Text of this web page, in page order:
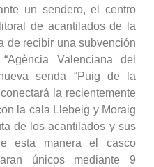
un sendero, el centro
de acantilados de la
de recibir una subvención
Valenciana del
senda “Puig de la
la recientemente
la cala Llebeig y Moraig
de los acantilados y sus
esta manera el casco
únicos mediante 9